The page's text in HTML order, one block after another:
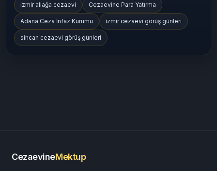
izmir aliağa cezaevi Cezaevine Para Yatırma
Adana Ceza İnfaz Kurumu izmir cezaevi görüş günleri
sincan cezaevi görüş günleri
CezaevineMektup